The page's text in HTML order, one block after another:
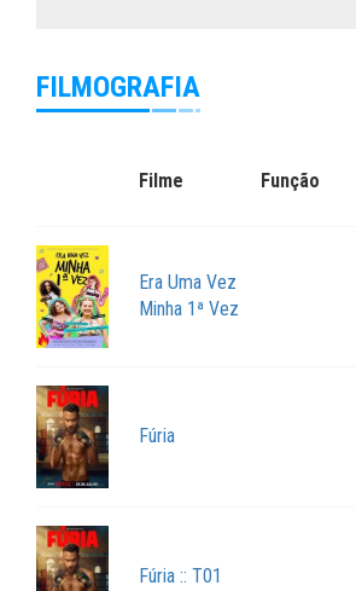
FILMOGRAFIA
Filme Função
Era Uma Vez
Minha 1ª Vez
Fúria
Fúria :: T01